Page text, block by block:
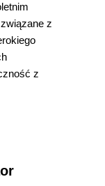
z
z